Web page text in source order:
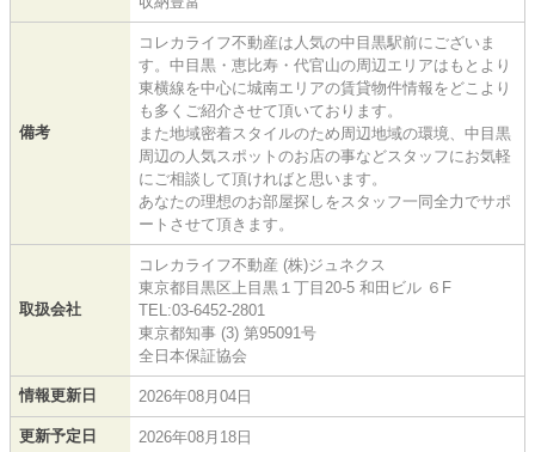
備考
コレカライフ不動産は人気の中目黒駅前にございま
す。中目黒・恵比寿・代官山の周辺エリアはもとより
東横線を中心に城南エリアの賃貸物件情報をどこより
も多くご紹介させて頂いております。
また地域密着スタイルのため周辺地域の環境、中目黒
周辺の人気スポットのお店の事などスタッフにお気軽
にご相談して頂ければと思います。
あなたの理想のお部屋探しをスタッフ一同全力でサポ
ートさせて頂きます。
取扱会社
コレカライフ不動産 (株)ジュネクス
東京都目黒区上目黒１丁目20-5 和田ビル ６F
TEL:03-6452-2801
東京都知事 (3) 第95091号
全日本保証協会
情報更新日 2026年08月04日
更新予定日 2026年08月18日